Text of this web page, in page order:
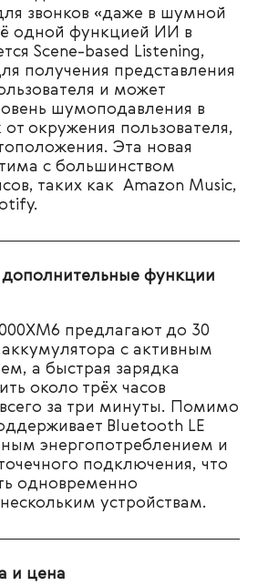
звонков «даже в шумной
одной функцией ИИ в
Scene-based Listening,
получения представления
и может
шумоподавления в
от окружения пользователя,
Эта новая
с большинством
таких как Amazon Music,
дополнительные функции
предлагают до 30
с активным
а быстрая зарядка
около трёх часов
за три минуты. Помимо
Bluetooth LE
энергопотреблением и
подключения, что
одновременно
устройствам.
и цена